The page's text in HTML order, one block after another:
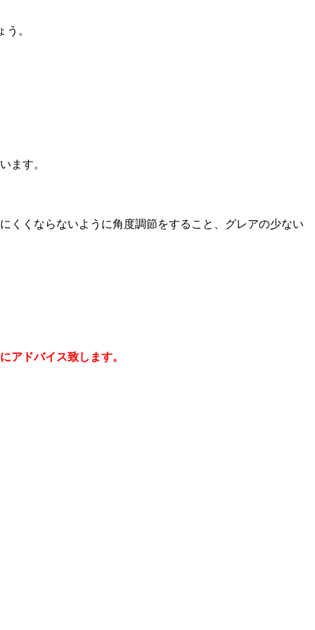
。
ます。
くくならないように角度調節をすること、 グレアの少ない
アドバイス致します。